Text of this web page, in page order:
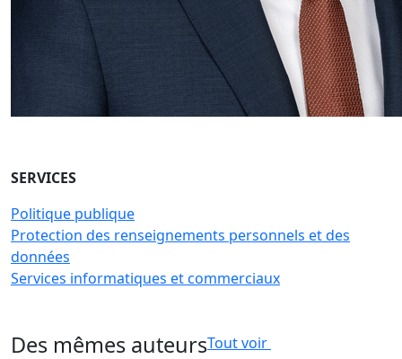
SERVICES
Politique publique
Protection des renseignements personnels et des
données
Services informatiques et commerciaux
Des mêmes auteursTout voir